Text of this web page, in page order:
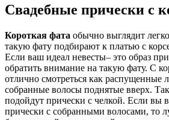
Свадебные прически с
Короткая фата обычно выглядит
такую фату подбирают к платью с
Если ваш идеал невесты– это образ
обратить внимание на такую фату. С
отлично смотреться как распущенные
собранные волосы поднятые вверх.
подойдут прически с челкой. Если вы
прически с собранными волосами, то